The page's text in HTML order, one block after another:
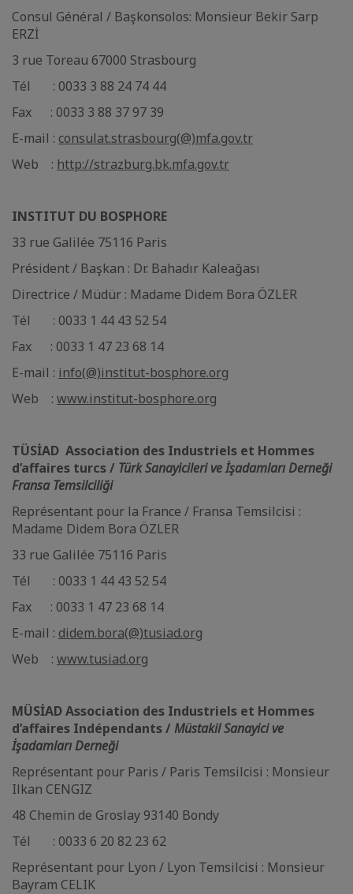
Consul Général / Başkonsolos: Monsieur Bekir Sarp
ERZİ
3 rue Toreau 67000 Strasbourg
Tél : 0033 3 88 24 74 44
Fax : 0033 3 88 37 97 39
E-mail : consulat.strasbourg(@)mfa.gov.tr
Web : http://strazburg.bk.mfa.gov.tr
INSTITUT DU BOSPHORE
33 rue Galilée 75116 Paris
Président / Başkan : Dr. Bahadır Kaleağası
Directrice / Müdür : Madame Didem Bora ÖZLER
Tél : 0033 1 44 43 52 54
Fax : 0033 1 47 23 68 14
E-mail : info(@)institut-bosphore.org
Web : www.institut-bosphore.org
TÜSİAD Association des Industriels et Hommes
d’affaires turcs / Türk Sanayicileri ve İşadamları Derneği
Fransa Temsilciliği
Représentant pour la France / Fransa Temsilcisi :
Madame Didem Bora ÖZLER
33 rue Galilée 75116 Paris
Tél : 0033 1 44 43 52 54
Fax : 0033 1 47 23 68 14
E-mail : didem.bora(@)tusiad.org
Web : www.tusiad.org
MÜSİAD Association des Industriels et Hommes
d’affaires Indépendants /Müstakil Sanayici ve
İşadamları Derneği
Représentant pour Paris / Paris Temsilcisi : Monsieur
Ilkan CENGIZ
48 Chemin de Groslay 93140 Bondy
Tél : 0033 6 20 82 23 62
Représentant pour Lyon / Lyon Temsilcisi : Monsieur
Bayram CELIK